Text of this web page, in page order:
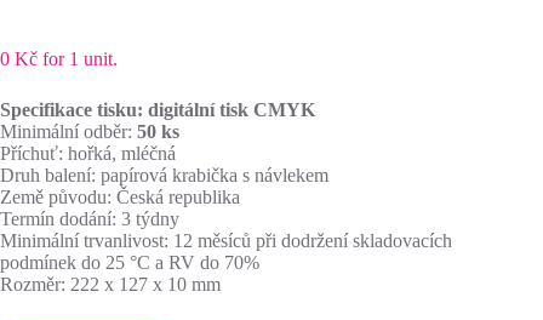
0 Kč for 1 unit.
Specifikace tisku: digitální tisk CMYK
Minimální odběr: 50 ks
Příchuť: hořká, mléčná
Druh balení: papírová krabička s návlekem
Země původu: Česká republika
Termín dodání: 3 týdny
Minimální trvanlivost: 12 měsíců při dodržení skladovacích
podmínek do 25 °C a RV do 70%
Rozměr: 222 x 127 x 10 mm